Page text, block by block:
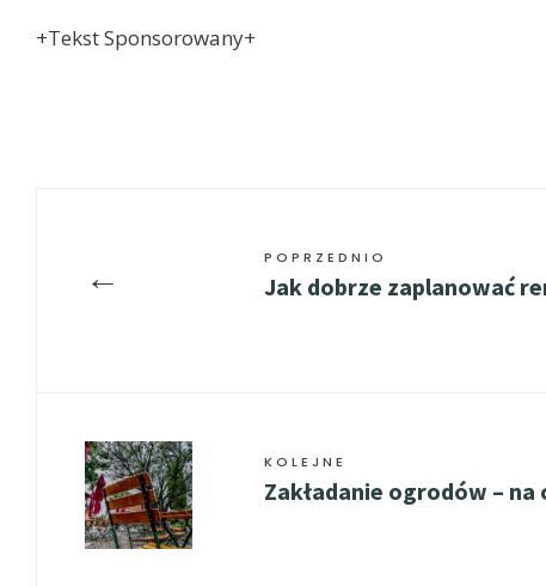
+Tekst Sponsorowany+
← POPRZEDNIO
Jak dobrze zaplanować
KOLEJNE
Zakładanie ogrodów – na